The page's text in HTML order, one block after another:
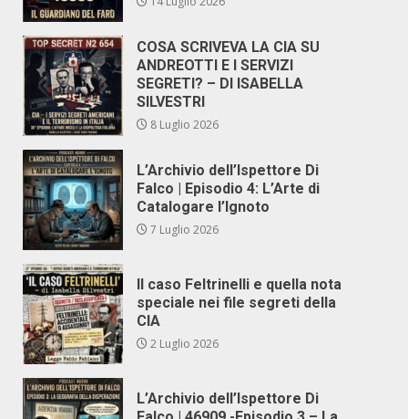
COSA SCRIVEVA LA CIA SU
ANDREOTTI E I SERVIZI
SEGRETI? – DI ISABELLA
SILVESTRI
8 Luglio 2026
L’Archivio dell’Ispettore Di
Falco | Episodio 4: L’Arte di
Catalogare l’Ignoto
7 Luglio 2026
Il caso Feltrinelli e quella nota
speciale nei file segreti della
CIA
2 Luglio 2026
L’Archivio dell’Ispettore Di